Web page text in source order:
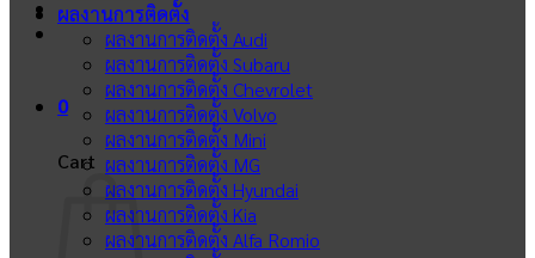
0
Cart
ผลงานการติดตั้ง
ผลงานการติดตั้ง Audi
ผลงานการติดตั้ง Subaru
ผลงานการติดตั้ง Chevrolet
ผลงานการติดตั้ง Volvo
ผลงานการติดตั้ง Mini
ผลงานการติดตั้ง MG
ผลงานการติดตั้ง Hyundai
ผลงานการติดตั้ง Kia
ผลงานการติดตั้ง Alfa Romio